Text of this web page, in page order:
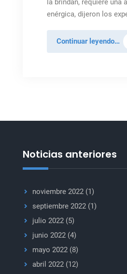
la brindan, requiere una
enérgica, dijeron los
Continuar leyendo…
de
Noticias anteriores
noviembre 2022(1)
septiembre 2022(1)
julio 2022(5)
junio 2022(4)
mayo 2022(8)
abril 2022(12)